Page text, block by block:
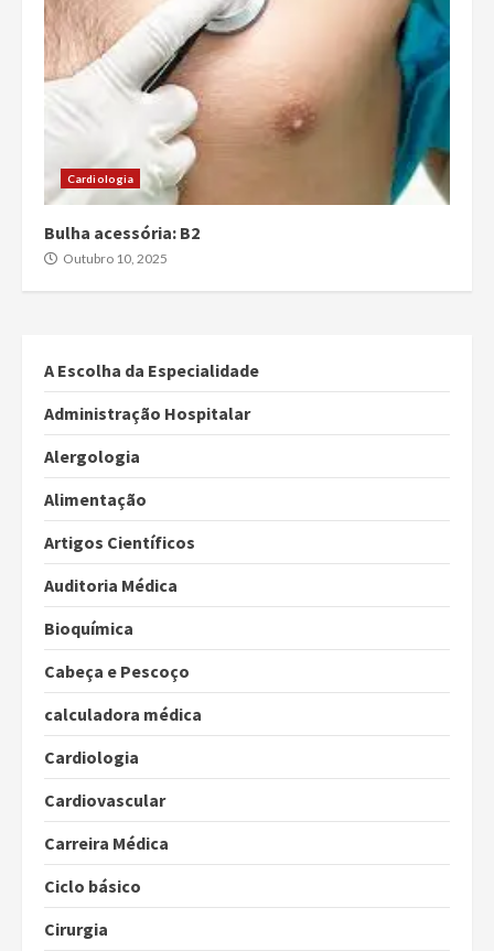
Cardiologia
Bulha acessória: B2
Outubro 10, 2025
A Escolha da Especialidade
Administração Hospitalar
Alergologia
Alimentação
Artigos Científicos
Auditoria Médica
Bioquímica
Cabeça e Pescoço
calculadora médica
Cardiologia
Cardiovascular
Carreira Médica
Ciclo básico
Cirurgia